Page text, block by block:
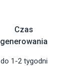
Czas
generowania
do 1-2 tygodni